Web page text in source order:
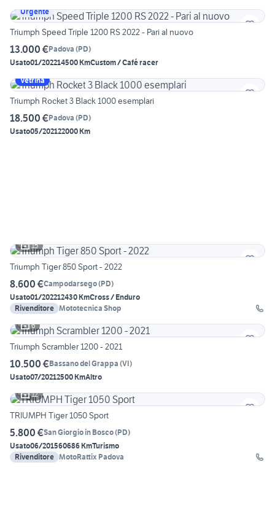
Urgente
Triumph Speed Triple 1200 RS 2022 - Pari al nuovo
13.000 €Padova (PD)
Usato01/202214500 KmCustom / Café racer
Vetrina
Triumph Rocket 3 Black 1000 esemplari
18.500 €Padova (PD)
Usato05/202122000 Km
15
Triumph Tiger 850 Sport - 2022
8.600 €Campodarsego(PD)
Usato01/202212430 KmCross / Enduro
Rivenditore Mototecnica Shop
6
Triumph Scrambler 1200 - 2021
10.500 €Bassano del Grappa (VI)
Usato07/20212500 KmAltro
12
TRIUMPH Tiger 1050 Sport
5.800 €San Giorgio in Bosco(PD)
Usato06/201560686 KmTurismo
Rivenditore MotoRattix Padova